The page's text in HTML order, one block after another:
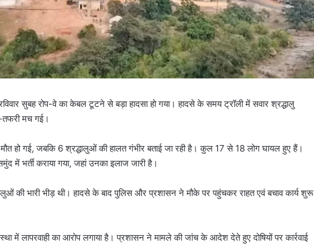
सुबह रोप-वे का केबल टूटने से बड़ा हादसा हो गया। हादसे के समय ट्रॉली में सवार श्रद्धालु
मच गई।
मौत हो गई, जबकि 6 श्रद्धालुओं की हालत गंभीर बताई जा रही है। कुल 17 से 18 लोग घायल हुए हैं।
में भर्ती कराया गया, जहां उनका इलाज जारी है।
की भारी भीड़ थी। हादसे के बाद पुलिस और प्रशासन ने मौके पर पहुंचकर राहत एवं बचाव कार्य शुरू
में लापरवाही का आरोप लगाया है। प्रशासन ने मामले की जांच के आदेश देते हुए दोषियों पर कार्रवाई